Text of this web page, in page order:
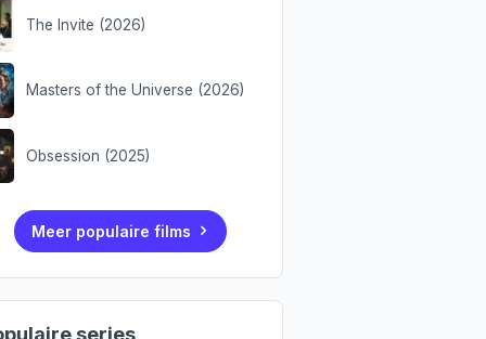
The Invite (2026)
Masters of the Universe (2026)
Obsession (2025)
Meer populaire films
series